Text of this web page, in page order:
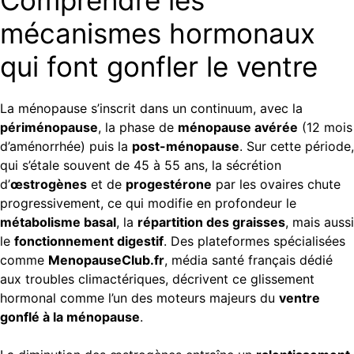
mécanismes hormonaux
qui font gonfler le ventre
La ménopause s’inscrit dans un continuum, avec la
périménopause, la phase de ménopause avérée (12 mois
d’aménorrhée) puis la post-ménopause. Sur cette période,
qui s’étale souvent de 45 à 55 ans, la sécrétion
d’œstrogènes et de progestérone par les ovaires chute
progressivement, ce qui modifie en profondeur le
métabolisme basal, la répartition des graisses, mais aussi
le fonctionnement digestif. Des plateformes spécialisées
comme MenopauseClub.fr, média santé français dédié
aux troubles climactériques, décrivent ce glissement
hormonal comme l’un des moteurs majeurs du ventre
gonflé à la ménopause.